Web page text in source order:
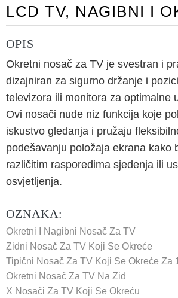
LCD TV, NAGIBNI I
OPIS
Okretni nosač za TV je svestran i
dizajniran za sigurno držanje i
televizora ili monitora za optimalne
Ovi nosači nude niz funkcija koje
iskustvo gledanja i pružaju
podešavanju položaja ekrana kako
različitim rasporedima sjedenja ili
osvjetljenja.
OZNAKA:
Okretni I Nagibni Nosač Za TV
Zidni Nosač Za TV Koji Se Okreće
Tipični Nosač Za TV Koji Se Okreće Za
Okretni Nosač Za TV Na Zid
X Nosači Za TV Koji Se Okreću